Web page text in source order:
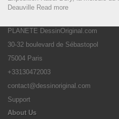
Deauville Read more
PLANETE DessinOriginal.com
30-32 boulevard de Sébastopol
75004 Paris
+33130472003
contact@dessinoriginal.com
Support
About Us